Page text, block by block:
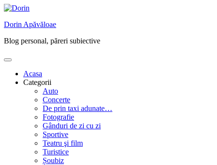
Skip
content
Dorin Apăvăloae
Blog personal, păreri subiective
Acasa
Categorii
Auto
Concerte
De prin taxi adunate…
Fotografie
Gânduri de zi cu zi
Sportive
Teatru şi film
Turistice
Șoubiz